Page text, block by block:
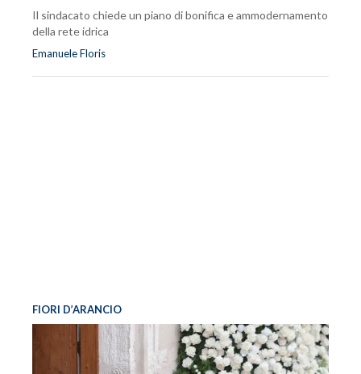
Il sindacato chiede un piano di bonifica e ammodernamento
della rete idrica
Emanuele Floris
FIORI D’ARANCIO